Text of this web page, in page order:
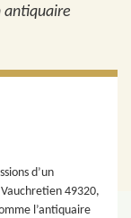
antiquaire
d’un
49320,
l’antiquaire